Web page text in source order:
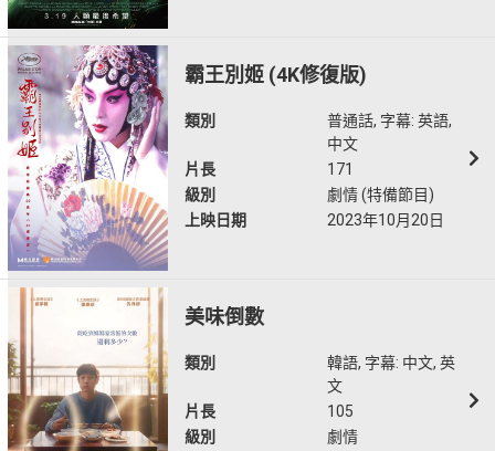
霸王別姬 (4K修復版)
類別
普通話, 字幕: 英語,
中文
片長
171
級別
劇情 (特備節目)
上映日期
2023年10月20日
美味倒數
類別
韓語, 字幕: 中文, 英
文
片長
105
級別
劇情